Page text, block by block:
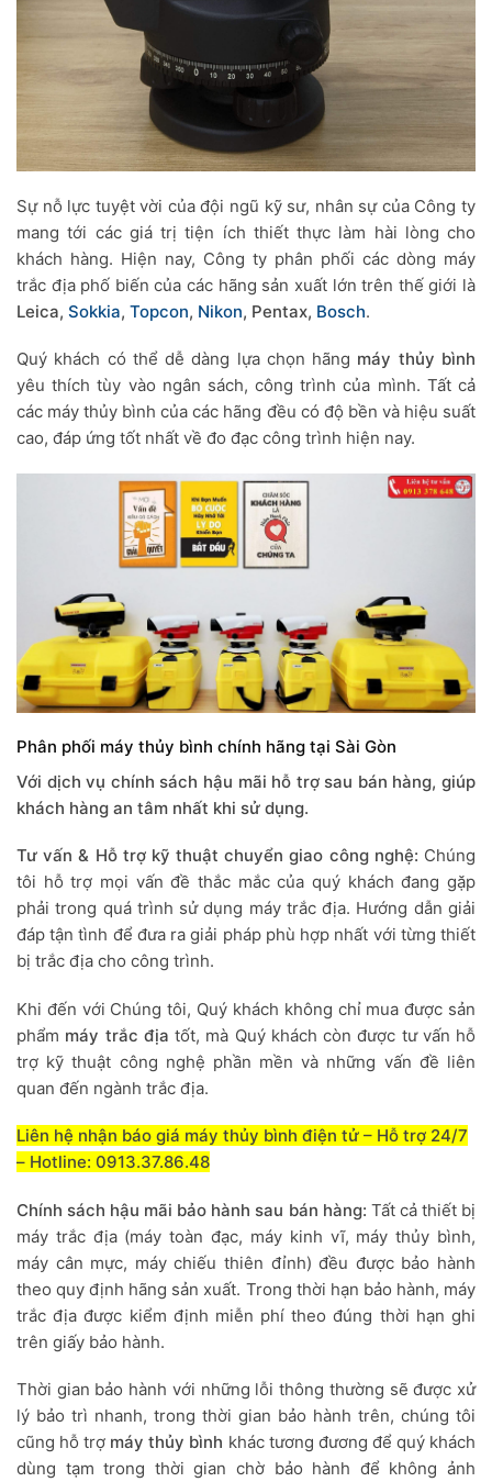
Sự nỗ lực tuyệt vời của đội ngũ kỹ sư, nhân sự của Công ty
mang tới các giá trị tiện ích thiết thực làm hài lòng cho
khách hàng. Hiện nay, Công ty phân phối các dòng máy
trắc địa phố biến của các hãng sản xuất lớn trên thế giới là
Leica, Sokkia, Topcon, Nikon, Pentax, Bosch.
Quý khách có thể dễ dàng lựa chọn hãng máy thủy bình
yêu thích tùy vào ngân sách, công trình của mình. Tất cả
các máy thủy bình của các hãng đều có độ bền và hiệu suất
cao, đáp ứng tốt nhất về đo đạc công trình hiện nay.
Phân phối máy thủy bình chính hãng tại Sài Gòn
Với dịch vụ chính sách hậu mãi hỗ trợ sau bán hàng, giúp
khách hàng an tâm nhất khi sử dụng.
Tư vấn & Hỗ trợ kỹ thuật chuyển giao công nghệ: Chúng
tôi hỗ trợ mọi vấn đề thắc mắc của quý khách đang gặp
phải trong quá trình sử dụng máy trắc địa. Hướng dẫn giải
đáp tận tình để đưa ra giải pháp phù hợp nhất với từng thiết
bị trắc địa cho công trình.
Khi đến với Chúng tôi, Quý khách không chỉ mua được sản
phẩm máy trắc địa tốt, mà Quý khách còn được tư vấn hỗ
trợ kỹ thuật công nghệ phần mền và những vấn đề liên
quan đến ngành trắc địa.
Liên hệ nhận báo giá máy thủy bình điện tử – Hỗ trợ 24/7
– Hotline: 0913.37.86.48
Chính sách hậu mãi bảo hành sau bán hàng: Tất cả thiết bị
máy trắc địa (máy toàn đạc, máy kinh vĩ, máy thủy bình,
máy cân mực, máy chiếu thiên đỉnh) đều được bảo hành
theo quy định hãng sản xuất. Trong thời hạn bảo hành, máy
trắc địa được kiểm định miễn phí theo đúng thời hạn ghi
trên giấy bảo hành.
Thời gian bảo hành với những lỗi thông thường sẽ được xử
lý bảo trì nhanh, trong thời gian bảo hành trên, chúng tôi
cũng hỗ trợ máy thủy bình khác tương đương để quý khách
dùng tạm trong thời gian chờ bảo hành để không ảnh